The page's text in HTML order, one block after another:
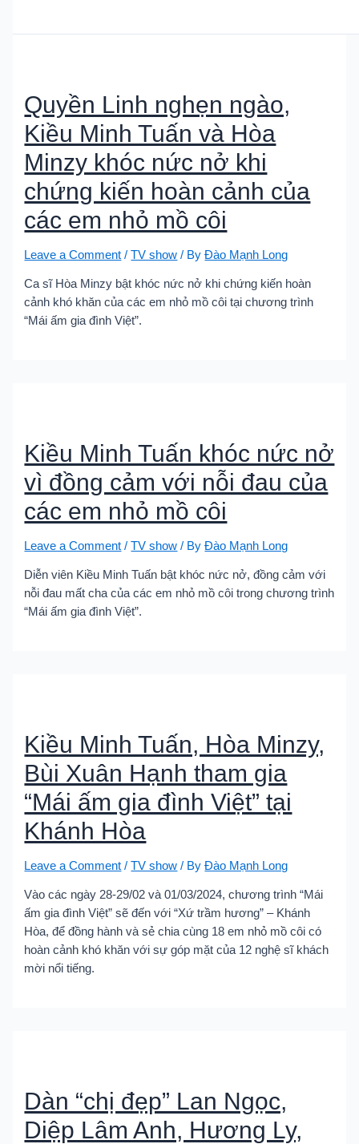
Quyền Linh nghẹn ngào,
Kiều Minh Tuấn và Hòa
Minzy khóc nức nở khi
chứng kiến hoàn cảnh của
các em nhỏ mồ côi
Leave a Comment /TV show / ByĐào Mạnh Long
Ca sĩ Hòa Minzy bật khóc nức nở khi chứng kiến hoàn
cảnh khó khăn của các em nhỏ mồ côi tại chương trình
“Mái ấm gia đình Việt”.
Kiều Minh Tuấn khóc nức nở
vì đồng cảm với nỗi đau của
các em nhỏ mồ côi
Leave a Comment /TV show / ByĐào Mạnh Long
Diễn viên Kiều Minh Tuấn bật khóc nức nở, đồng cảm với
nỗi đau mất cha của các em nhỏ mồ côi trong chương trình
“Mái ấm gia đình Việt”.
Kiều Minh Tuấn, Hòa Minzy,
Bùi Xuân Hạnh tham gia
“Mái ấm gia đình Việt” tại
Khánh Hòa
Leave a Comment /TV show / ByĐào Mạnh Long
Vào các ngày 28-29/02 và 01/03/2024, chương trình “Mái
ấm gia đình Việt” sẽ đến với “Xứ trầm hương” – Khánh
Hòa, để đồng hành và sẻ chia cùng 18 em nhỏ mồ côi có
hoàn cảnh khó khăn với sự góp mặt của 12 nghệ sĩ khách
mời nổi tiếng.
Dàn “chị đẹp” Lan Ngọc,
Diệp Lâm Anh, Hương Ly,